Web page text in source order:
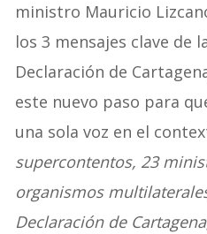
ministro Mauricio
los 3 mensajes clave de
Declaración de
este nuevo paso para
una sola voz en el
supercontentos, 23
organismos
Declaración de